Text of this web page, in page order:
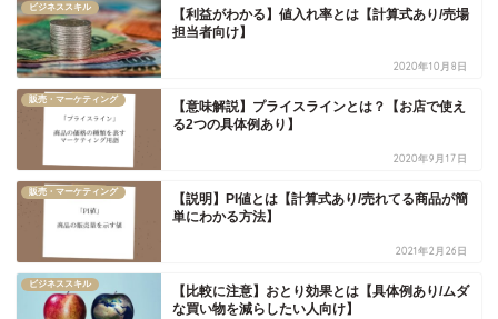
ビジネススキル
【利益がわかる】値入れ率とは【計算式あり/売場
担当者向け】
2020年10月8日
販売・マーケティング
【意味解説】プライスラインとは？【お店で使え
る2つの具体例あり】
2020年9月17日
販売・マーケティング
【説明】PI値とは【計算式あり/売れてる商品が簡
単にわかる方法】
2021年2月26日
ビジネススキル
【比較に注意】おとり効果とは【具体例あり/ムダ
な買い物を減らしたい人向け】